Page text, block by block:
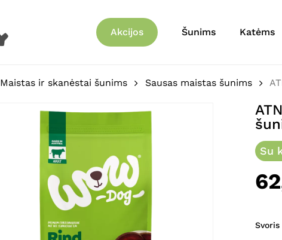
Akcijos Šunims Katėms
Maistas ir skanėstai šunims Sausas maistas šunims
Su
Svoris